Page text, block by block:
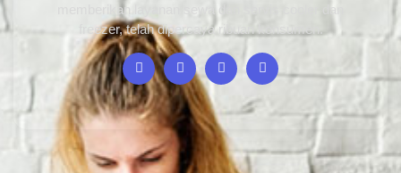
memberikan layanan sewa dan servis cooler dan
freezer, telah dipercaya ribuan konsumen.